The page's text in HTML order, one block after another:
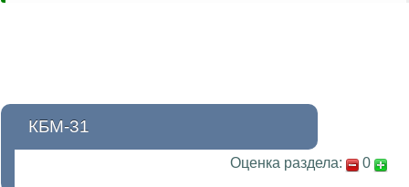
КБМ-31
Оценка раздела: 0